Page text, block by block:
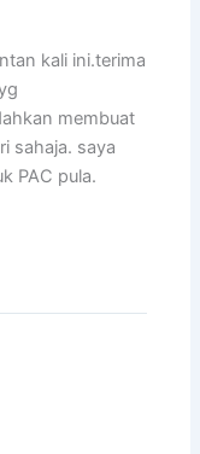
kali ini.terima
membuat
sahaja. saya
PAC pula.